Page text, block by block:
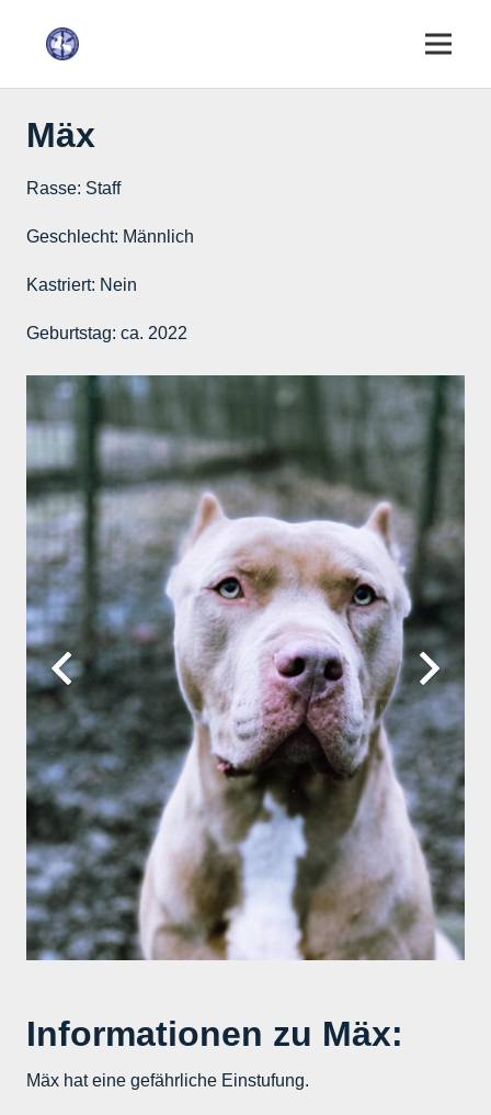
Mäx
Rasse: Staff
Geschlecht: Männlich
Kastriert: Nein
Geburtstag: ca. 2022
Informationen zu Mäx:
Mäx hat eine gefährliche Einstufung.